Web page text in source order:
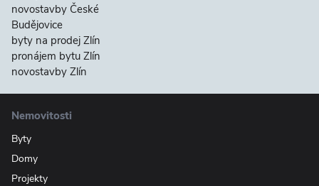
novostavby České
Budějovice
byty na prodej Zlín
pronájem bytu Zlín
novostavby Zlín
Nemovitosti
Byty
Domy
Projekty